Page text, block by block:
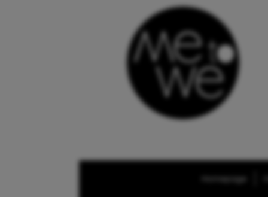
Homepage